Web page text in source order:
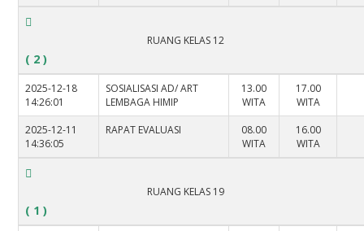
RUANG KELAS 12
( 2 )
2025-12-18
14:26:01
SOSIALISASI AD/ ART
LEMBAGA HIMIP
13.00
WITA
17.00
WITA
2025-12-11
14:36:05
RAPAT EVALUASI
08.00
WITA
16.00
WITA
RUANG KELAS 19
( 1 )